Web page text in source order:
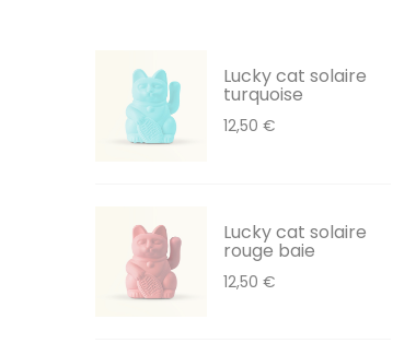
Lucky cat solaire
turquoise
12,50 €
Lucky cat solaire
rouge baie
12,50 €